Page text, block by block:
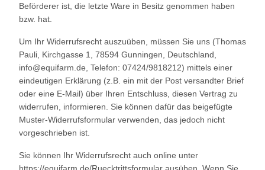
Beförderer ist, die letzte Ware in Besitz genommen haben
bzw. hat.
Um Ihr Widerrufsrecht auszuüben, müssen Sie uns (Thomas
Pauli, Kirchgasse 1, 78594 Gunningen, Deutschland,
info@equifarm.de, Telefon: 07424/9818212) mittels einer
eindeutigen Erklärung (z.B. ein mit der Post versandter Brief
oder eine E-Mail) über Ihren Entschluss, diesen Vertrag zu
widerrufen, informieren. Sie können dafür das beigefügte
Muster-Widerrufsformular verwenden, das jedoch nicht
vorgeschrieben ist.
Sie können Ihr Widerrufsrecht auch online unter